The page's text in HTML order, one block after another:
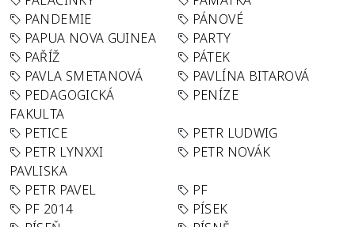
PANDEMIE
PÁNOVÉ
PAPUA NOVA GUINEA
PARTY
PAŘÍŽ
PÁTEK
PAVLA SMETANOVÁ
PAVLÍNA BITAROVÁ
PEDAGOGICKÁ
FAKULTA
PENÍZE
PETICE
PETR LUDWIG
PETR LYNXXI
PAVLISKA
PETR NOVÁK
PETR PAVEL
PF
PF 2014
PÍSEK